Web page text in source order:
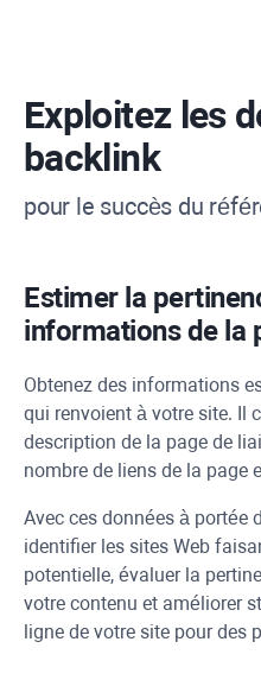
Exploitez les
backlink
pour le succès du
Estimer la
informations de la
Obtenez des informations
qui renvoient à votre site. Il
description de la page de
nombre de liens de la page
Avec ces données à portée
identifier les sites Web
potentielle, évaluer la
votre contenu et améliorer
ligne de votre site pour des